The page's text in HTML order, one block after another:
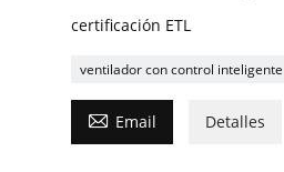
certificación ETL
ventilador con control inteligente
 Email Detalles